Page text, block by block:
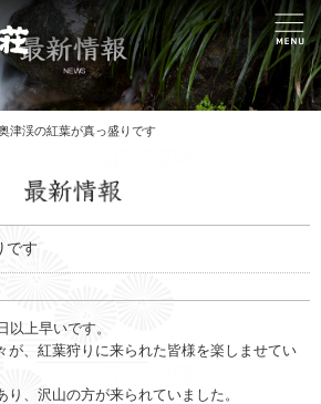
津渓の紅葉が真っ盛りです
です
以上早いです。
が、紅葉狩りに来られた皆様を楽しませてい
、沢山の方が来られていました。